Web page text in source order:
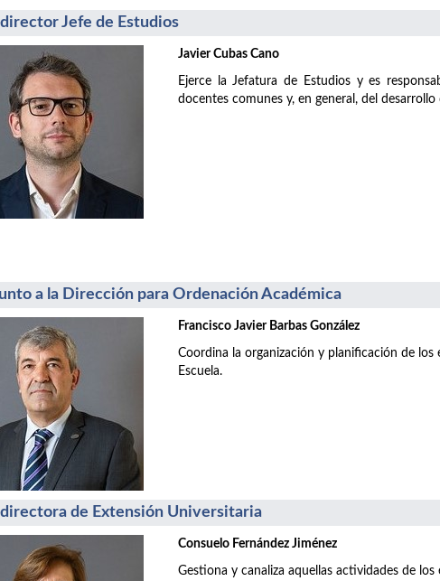
Jefe de Estudios
Javier Cubas Cano
Ejerce la Jefatura de Estudios y es
docentes comunes y, en general, del
a la Dirección para Ordenación Académica
Francisco Javier Barbas González
Coordina la organización y planificación de
Escuela.
de Extensión Universitaria
Consuelo Fernández Jiménez
Gestiona y canaliza aquellas actividades de